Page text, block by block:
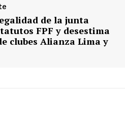
de la junta
FPF y desestima
clubes Alianza Lima y